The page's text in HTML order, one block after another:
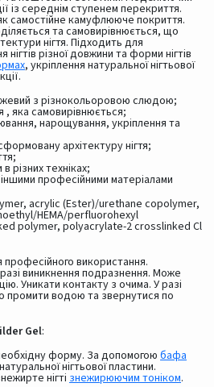
із середнім ступенем перекриття.
самостійне камуфлююче покриття.
та самовирівнюється, що
нігтя. Підходить для
різної довжини та форми нігтів
, укріплення натуральної нігтьової
з різнокольоровою слюдою;
, яка самовирівнюється;
нарощування, укріплення та
архітектуру нігтя;
різних техніках;
професійними матеріалами
acrylic (Ester)/urethane copolymer,
HEMA/perfluorohexyl
polymer, polyacrylate-2 crosslinked Cl
професійного використання.
виникнення подразнення. Може
Уникати контакту з очима. У разі
промити водою та звернутися по
Gel:
форму. За допомогою бафа
нігтьової пластини.
нігті знежирюючим тоніком.